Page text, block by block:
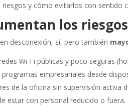
riesgos y cómo evitarlos con sentido
los
desconexión, sí, pero también
Wi-Fi públicas y poco seguras
empresariales desde
de la oficina sin supervisión activa
estar con personal reducido o fuera.